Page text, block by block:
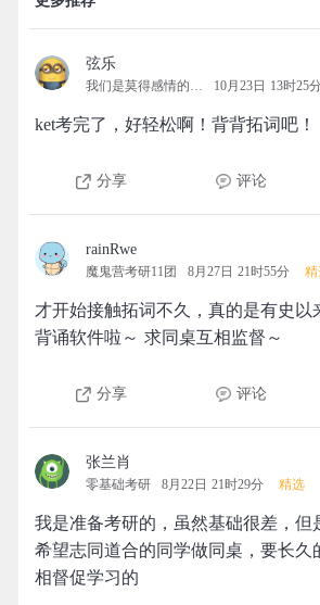
弦乐
我们是莫得感情的机器 10月23日 13时25
ket考完了，好轻松啊！背背拓词吧！
分享 评论
rainRwe
魔鬼营考研11团 8月27日 21时55分
才开始接触拓词不久，真的是有史以
背诵软件啦～ 求同桌互相监督～
分享 评论
张兰肖
零基础考研 8月22日 21时29分 精选
我是准备考研的，虽然基础很差，但
希望志同道合的同学做同桌，要长久
相督促学习的